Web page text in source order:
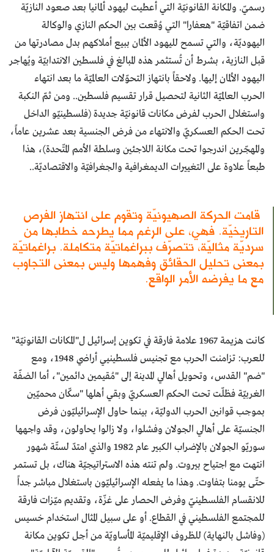
رسميّ. والمكانة القانونيّة التي أعطيت ليهود ألمانيا بعد صعود النازيّة
ضمن اتفاقيّة "هعفارا" التي وُقعت بين الحكم النازي والوكالة
اليهوديّة، والتي تسمح لليهود الألمان ببيع أملاكهم بدل مصادرتها من
قبل النازية، بشرط أن تُستثمر هذه المبالغ في فلسطين الانتدابيّة ويُهاجر
اليهود الألمان إليها. ولاحقاً بانتهاز التحوّلات العالميّة ما بعد انتهاء
الحرب العالميّة الثانية لتحصيل قرار تقسيم فلسطين.. ومن ثمّ النكبة
واستغلال الحرب لفرض مكانات قانونيّة جديدة (فلسطينيّو الداخل
تحت الحكم العسكريّ والانتهاء من فرض الجنسية بعد عشرين عاماً،
والمهجّرين اندرجوا تحت مكانة اللاجئين وسلطة الأمم المتّحدة)، هذا
طبعاً علاوة على التغييرات الديمغرافية والجغرافيّة والاقتصاديّة..
قامت الحركة الصهيونيّة وتقوم على انتهاز الفرص
التاريخيّة. فهي، على الرغم مما يطرحه خطابها من
سرديّة مثاليّة، تتصرّف ببراغماتيّة متكاملة. براغماتيّة
بمعنى تحليل الحقائق وفهمها وليس بمعنى التجاوب
مع ما يفرضه الأمر الواقع.
كانت هزيمة 1967 علامة فارقة في تكوين إسرائيل ل"المكانات القانونيّة"
للعرب: تزامنت الحرب مع تجنيس فلسطينيي أراضي 1948، ومع
"ضم" القدس، وتحويل أهالي المدينة إلى "مُقيمين دائمين"، أما الضفّة
الغربيّة فظلّت تحت الحكم العسكريّ وبقي أهلها "سكّان محميّين
بموجب قوانين الحرب الدوليّة، بينما حاول الإسرائيليّون فرض
الجنسيّة على أهالي الجولان وفشلوا، ولا زالوا يحاولون، وقد واجهها
سوريّو الجولان بالإضراب الكبير عام 1982 والذي امتدّ لستّة شهور
انتهت مع اجتياح بيروت. ولم تنته هذه الاستراتيجيّة هناك، بل تستمر
حتّى يومنا بتفاوت. وهذا ما يفعله الإسرائيليّون باستغلال مباشر جداً
للانقسام الفلسطينيّ وفرض الحصار على غزّة، وتقديم ميّزات فارقة
للمجتمع الفلسطيني في القطاع. أو على سبيل المثال استخدام خسيس
(وفاشل بالنهاية) للظروف الإقليميّة المأساويّة من أجل تكوين مكانة